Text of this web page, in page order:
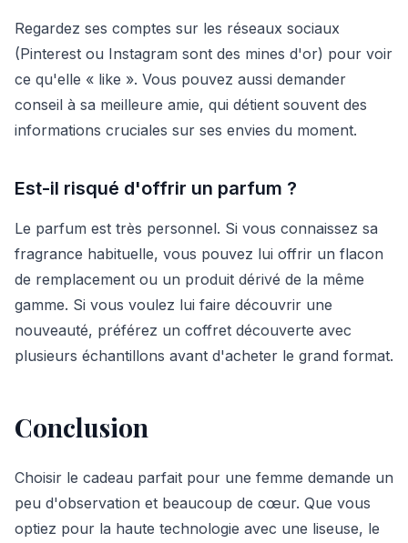
Regardez ses comptes sur les réseaux sociaux
(Pinterest ou Instagram sont des mines d'or) pour voir
ce qu'elle « like ». Vous pouvez aussi demander
conseil à sa meilleure amie, qui détient souvent des
informations cruciales sur ses envies du moment.
Est-il risqué d'offrir un parfum ?
Le parfum est très personnel. Si vous connaissez sa
fragrance habituelle, vous pouvez lui offrir un flacon
de remplacement ou un produit dérivé de la même
gamme. Si vous voulez lui faire découvrir une
nouveauté, préférez un coffret découverte avec
plusieurs échantillons avant d'acheter le grand format.
Conclusion
Choisir le cadeau parfait pour une femme demande un
peu d'observation et beaucoup de cœur. Que vous
optiez pour la haute technologie avec une liseuse, le